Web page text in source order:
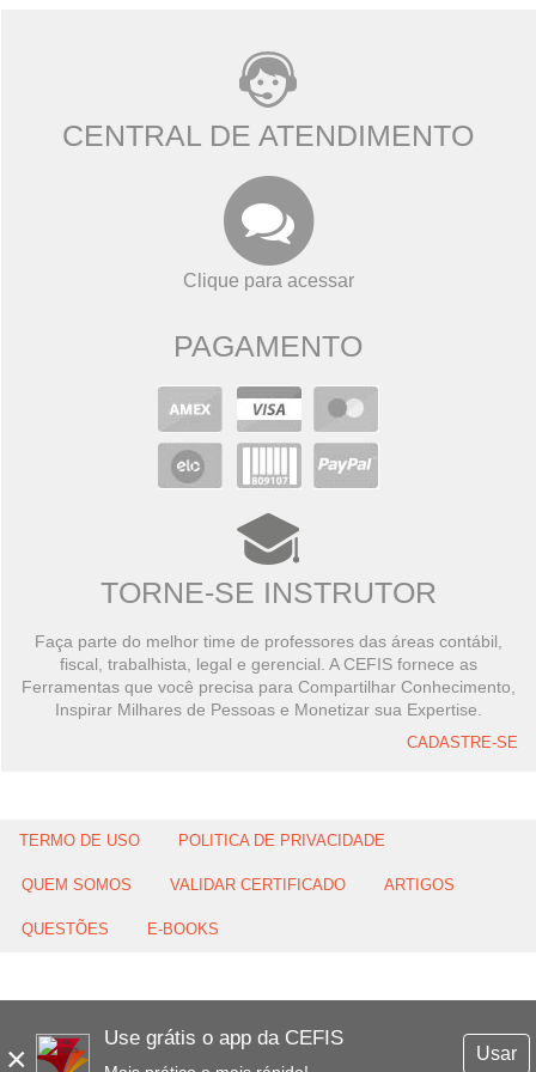
×
Use grátis o app da CEFIS
Usar
CENTRAL DE ATENDIMENTO
Clique para acessar
PAGAMENTO
TORNE-SE INSTRUTOR
Faça parte do melhor time de professores das áreas contábil,
fiscal, trabalhista, legal e gerencial. A CEFIS fornece as
Ferramentas que você precisa para Compartilhar Conhecimento,
Inspirar Milhares de Pessoas e Monetizar sua Expertise.
CADASTRE-SE
TERMO DE USO POLITICA DE PRIVACIDADE
QUEM SOMOS VALIDAR CERTIFICADO ARTIGOS
QUESTÕES E-BOOKS